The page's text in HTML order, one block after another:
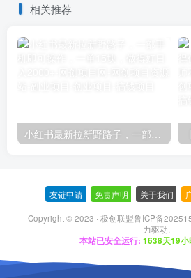
相关推荐
友链申请 免责声明 关于我们
Copyright © 2023 · 极创联盟鲁ICP备
力驱动.
本站已安全运行: 1638天19